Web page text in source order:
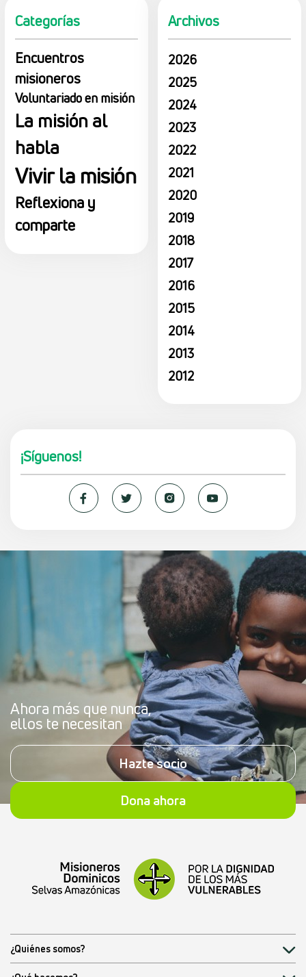
Categorías
Encuentros
misioneros
Voluntariado en misión
La misión al
habla
Vivir la misión
Reflexiona y
comparte
Archivos
2026
2025
2024
2023
2022
2021
2020
2019
2018
2017
2016
2015
2014
2013
2012
¡Síguenos!
Ahora más que nunca,
ellos te necesitan
Hazte socio
Dona ahora
¿Quiénes somos?